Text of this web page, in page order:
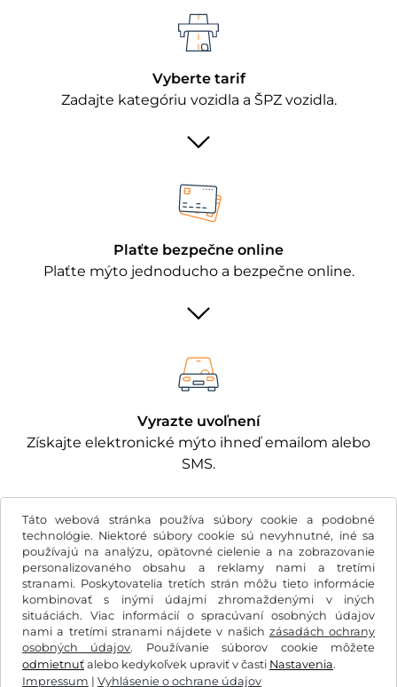
Táto webová stránka používa súbory cookie a podobné
technológie. Niektoré súbory cookie sú nevyhnutné, iné sa
používajú na analýzu, opätovné cielenie a na zobrazovanie
personalizovaného obsahu a reklamy nami a tretími
stranami. Poskytovatelia tretích strán môžu tieto informácie
kombinovať s inými údajmi zhromaždenými v iných
situáciách. Viac informácií o spracúvaní osobných údajov
nami a tretími stranami nájdete v našich zásadách ochrany
osobných údajov. Používanie súborov cookie môžete
odmietnuť alebo kedykoľvek upraviť v časti Nastavenia.
Impressum | Vyhlásenie o ochrane údajov
Vyberte tarif
Zadajte kategóriu vozidla a ŠPZ vozidla.
Plaťte bezpečne online
Plaťte mýto jednoducho a bezpečne online.
Vyrazte uvoľnení
Získajte elektronické mýto ihneď emailom alebo
SMS.
€EUR
Facebook Instagram
VOB/právo na odstúpenie Vyhlásenie o ochrane údajov